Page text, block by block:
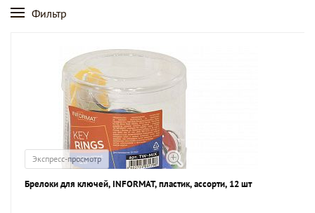
Фильтр
Экспресс-просмотр
Брелоки для ключей, INFORMAT, пластик, ассорти, 12 шт